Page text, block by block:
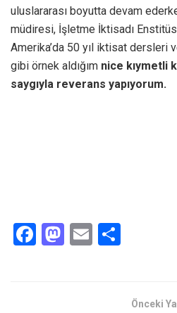
uluslararası boyutta devam
müdiresi, İşletme İktisadı
Amerika’da 50 yıl iktisat dersleri
gibi örnek aldığım nice kıymetli
saygıyla reverans yapıyorum.
F
M E
Önceki